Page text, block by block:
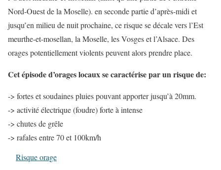
Nord-Ouest de la Moselle). en seconde partie d’après-midi et
jusqu’en milieu de nuit prochaine, ce risque se décale vers l’Est
meurthe-et-mosellan, la Moselle, les Vosges et l’Alsace. Des
orages potentiellement violents peuvent alors prendre place.
Cet épisode d’orages locaux se caractérise par un risque de:
-> fortes et soudaines pluies pouvant apporter jusqu’à 20mm.
-> activité électrique (foudre) forte à intense
-> chutes de grêle
-> rafales entre 70 et 100km/h
Risque orage